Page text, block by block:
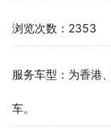
浏览次数：2353
服务车型：为香港
车。